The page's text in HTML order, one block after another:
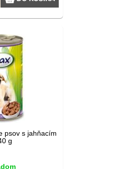
psov s jahňacím
g